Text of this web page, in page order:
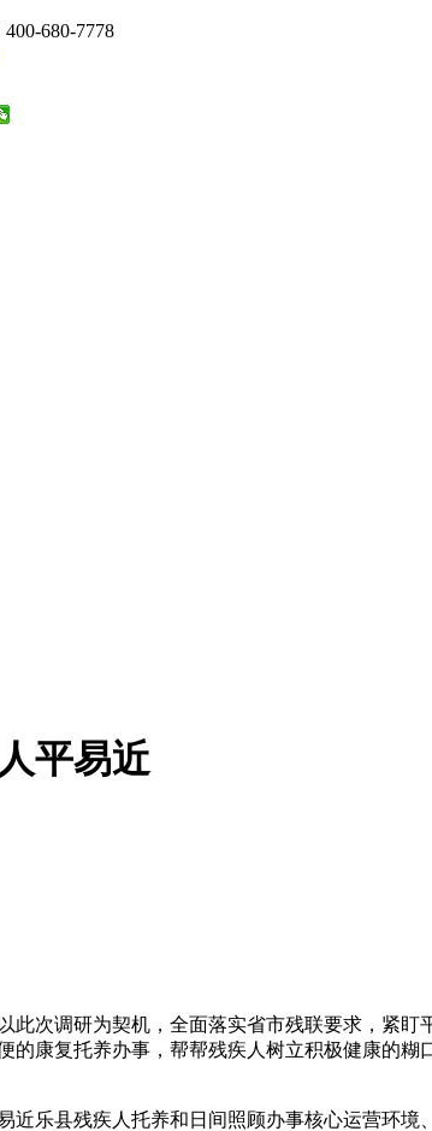
680-7778
平易近
次调研为契机，全面落实省市残联要求，紧盯
的康复托养办事，帮帮残疾人树立积极健康的
乐县残疾人托养和日间照顾办事核心运营环境